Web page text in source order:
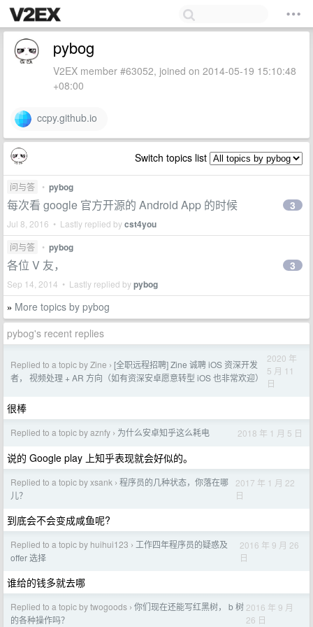
pybog
V2EX member #63052, joined on 2014-05-19 15:10:48
+08:00
ccpy.github.io
Switch topics list
问与答 • pybog
每次看 google 官方开源的 Android App 的时候
Jul 8, 2016 • Lastly replied bycst4you
3
问与答 • pybog
各位 V 友，
Sep 14, 2014 • Lastly replied bypybog
3
» More topics by pybog
pybog's recent replies
Replied to a topic by Zine › [全职远程招聘] Zine 诚聘 iOS 资深开发
者， 视频处理 + AR 方向（如有资深安卓愿意转型 iOS 也非常欢迎）
2020 年
5 月 11
日
很棒
Replied to a topic by aznfy › 为什么安卓知乎这么耗电 2018 年 1 月 5 日
说的 Google play 上知乎表现就会好似的。
Replied to a topic by xsank › 程序员的几种状态，你落在哪
儿？
2017 年 1 月 22
日
到底会不会变成咸鱼呢?
Replied to a topic by huihui123 › 工作四年程序员的疑惑及
offer 选择
2016 年 9 月 26
日
谁给的钱多就去哪
Replied to a topic by twogoods › 你们现在还能写红黑树， b 树
的各种操作吗？
2016 年 9 月
26 日